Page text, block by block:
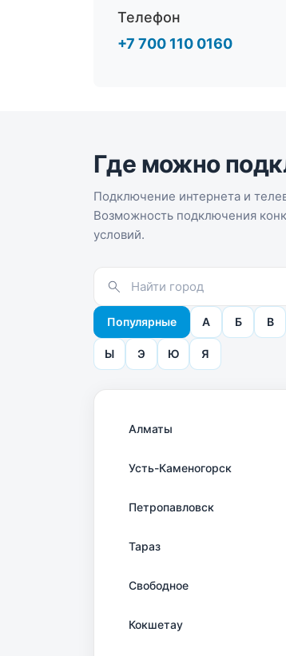
Телефон
+7 700 110 0160
Где можно
Подключение интернета и
Возможность подключения
условий.
Популярные А Б В
Ы Э Ю Я
Алматы
Усть-Каменогорск
Петропавловск
Тараз
Свободное
Кокшетау